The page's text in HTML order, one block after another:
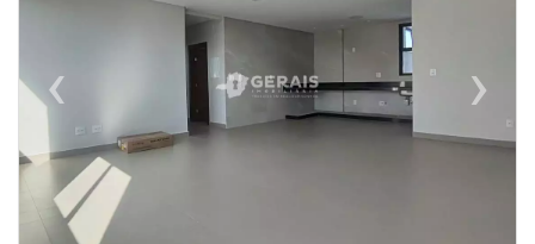
‹Previous ›Next